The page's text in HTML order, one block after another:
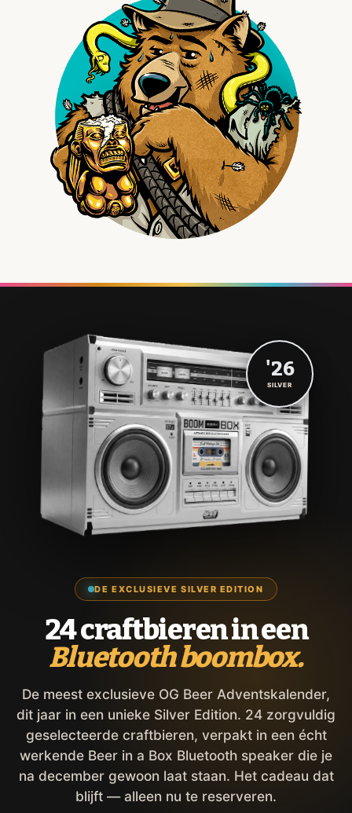
DE EXCLUSIEVE SILVER EDITION
24 craftbieren in een
Bluetooth boombox.
De meest exclusieve OG Beer Adventskalender,
dit jaar in een unieke Silver Edition. 24 zorgvuldig
geselecteerde craftbieren, verpakt in een écht
werkende Beer in a Box Bluetooth speaker die je
na december gewoon laat staan. Het cadeau dat
blijft — alleen nu te reserveren.
'26
SILVER